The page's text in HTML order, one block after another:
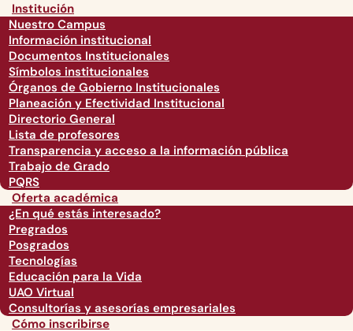
Institución
Nuestro Campus
Información institucional
Documentos Institucionales
Símbolos institucionales
Órganos de Gobierno Institucionales
Planeación y Efectividad Institucional
Directorio General
Lista de profesores
Transparencia y acceso a la información pública
Trabajo de Grado
PQRS
Oferta académica
¿En qué estás interesado?
Pregrados
Posgrados
Tecnologías
Educación para la Vida
UAO Virtual
Consultorías y asesorías empresariales
Cómo inscribirse